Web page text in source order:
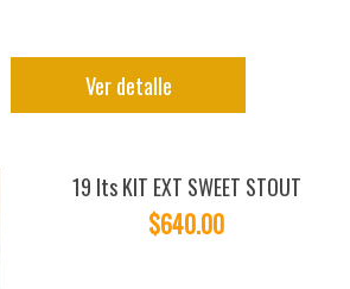
Ver detalle
19 lts KIT EXT SWEET STOUT
$640.00